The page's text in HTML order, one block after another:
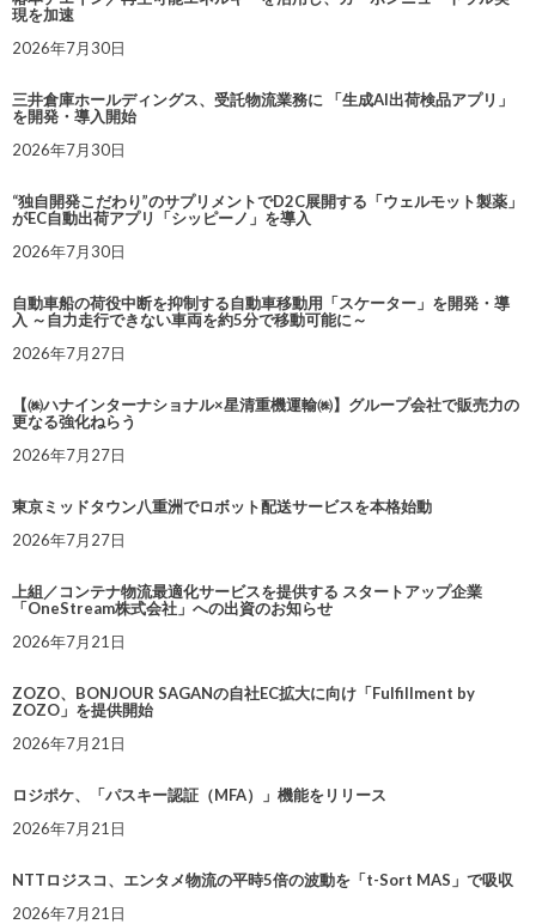
現を加速
2026年7月30日
三井倉庫ホールディングス、受託物流業務に 「生成AI出荷検品アプリ」
を開発・導入開始
2026年7月30日
“独自開発こだわり”のサプリメントでD2C展開する「ウェルモット製薬」
がEC自動出荷アプリ「シッピーノ」を導入
2026年7月30日
自動車船の荷役中断を抑制する自動車移動用「スケーター」を開発・導
入 ～自力走行できない車両を約5分で移動可能に～
2026年7月27日
【㈱ハナインターナショナル×星清重機運輸㈱】グループ会社で販売力の
更なる強化ねらう
2026年7月27日
東京ミッドタウン八重洲でロボット配送サービスを本格始動
2026年7月27日
上組／コンテナ物流最適化サービスを提供する スタートアップ企業
「OneStream株式会社」への出資のお知らせ
2026年7月21日
ZOZO、BONJOUR SAGANの自社EC拡大に向け「Fulfillment by
ZOZO」を提供開始
2026年7月21日
ロジポケ、「パスキー認証（MFA）」機能をリリース
2026年7月21日
NTTロジスコ、エンタメ物流の平時5倍の波動を「t-Sort MAS」で吸収
2026年7月21日